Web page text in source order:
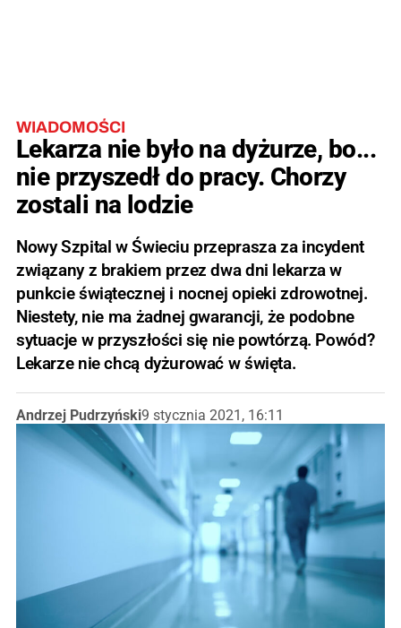
WIADOMOŚCI
Lekarza nie było na dyżurze, bo...
nie przyszedł do pracy. Chorzy
zostali na lodzie
Nowy Szpital w Świeciu przeprasza za incydent
związany z brakiem przez dwa dni lekarza w
punkcie świątecznej i nocnej opieki zdrowotnej.
Niestety, nie ma żadnej gwarancji, że podobne
sytuacje w przyszłości się nie powtórzą. Powód?
Lekarze nie chcą dyżurować w święta.
Andrzej Pudrzyński9 stycznia 2021, 16:11